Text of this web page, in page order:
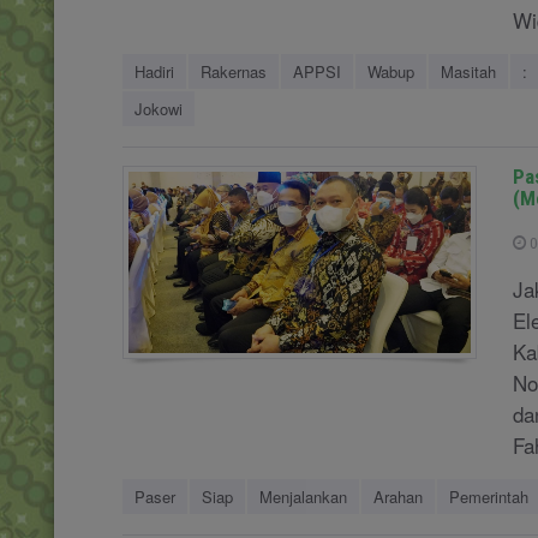
Hadiri Rakernas APPSI Wabup Masitah :
Jokowi
Paser Siap Menjalankan Arahan Pemerintah